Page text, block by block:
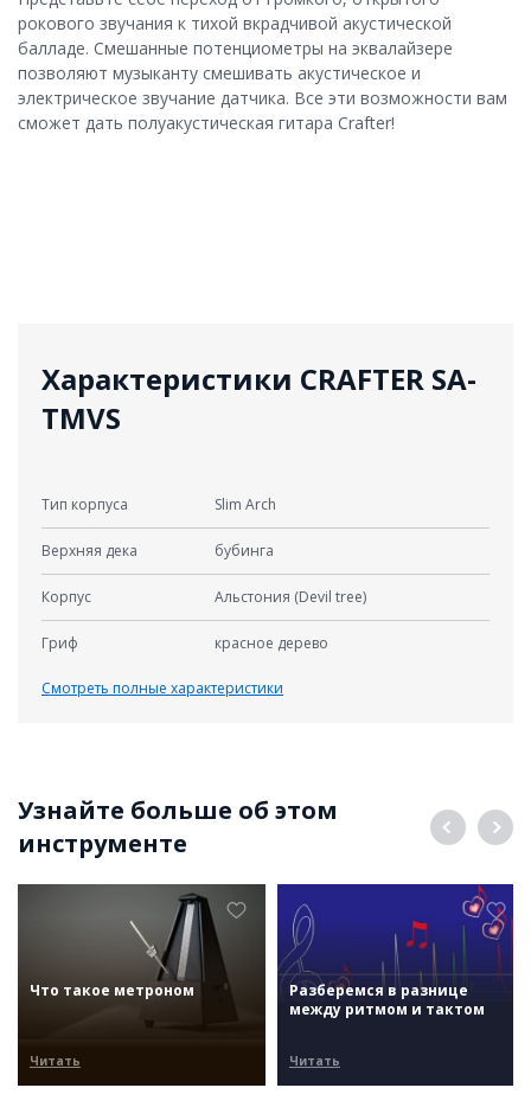
рокового звучания к тихой вкрадчивой акустической
балладе. Смешанные потенциометры на эквалайзере
позволяют музыканту смешивать акустическое и
электрическое звучание датчика. Все эти возможности вам
сможет дать полуакустическая гитара Crafter!
Характеристики CRAFTER SA-
TMVS
Тип корпуса Slim Arch
Верхняя дека бубинга
Корпус Альстония (Devil tree)
Гриф красное дерево
Смотреть полные характеристики
Узнайте больше об этом
инструменте
Что такое метроном
Читать
Разберемся в разнице
между ритмом и тактом
Читать